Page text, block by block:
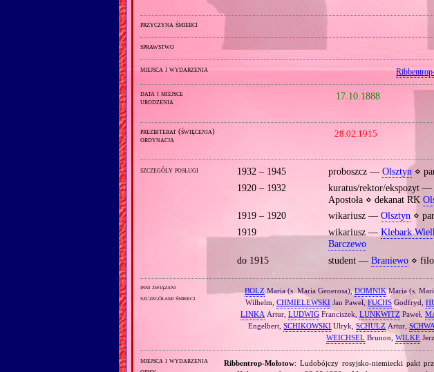
przyczyna śmierci
sprawstwo
miejsca i wydarzenia
data i miejsce
urodzenia
17.10.1888
prezbiterat (święcenia)
ordynacja
28.02.1915
szczegóły posługi 1932 – 1945 proboszcz — Olsztyn⋄
1920 – 1932
kuratus/rektor/ekspozyt
Apostoła ⋄ dekanat RK
1919 – 1920
wikariusz — Olsztyn⋄
1919
wikariusz — Klebark
Barczewo
do 1915
student — Braniewo⋄
inni związani
szczegółami śmierci
BOLZ Maria (s. Maria Generosa),DOMNIKMaria (s.
Wilhelm, CHMIELEWSKIJan Paweł,FUCHSGodfryd,
LINKA Artur, LUDWIGFranciszek, LUNKWITZ Paweł,
Engelbert,SCHIKOWSKI Ulryk,SCHULZ Artur,
WEICHSEL Brunon,WILKE
miejsca i wydarzenia
Ribbentrop‐Mołotow: Ludobójczy rosyjsko‐niemiecki pakt